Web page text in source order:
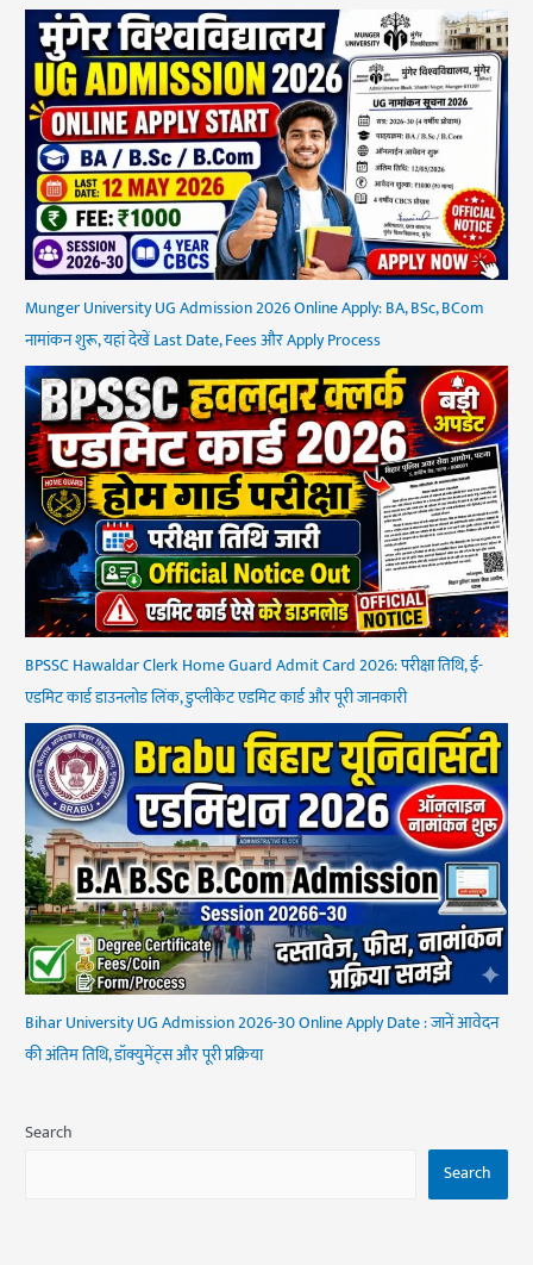
Munger University UG Admission 2026 Online Apply: BA, BSc, BCom
नामांकन शुरू, यहां देखें Last Date, Fees और Apply Process
BPSSC Hawaldar Clerk Home Guard Admit Card 2026: परीक्षा तिथि, ई-
एडमिट कार्ड डाउनलोड लिंक, डुप्लीकेट एडमिट कार्ड और पूरी जानकारी
Bihar University UG Admission 2026-30 Online Apply Date : जानें आवेदन
की अंतिम तिथि, डॉक्युमेंट्स और पूरी प्रक्रिया
Search
Search